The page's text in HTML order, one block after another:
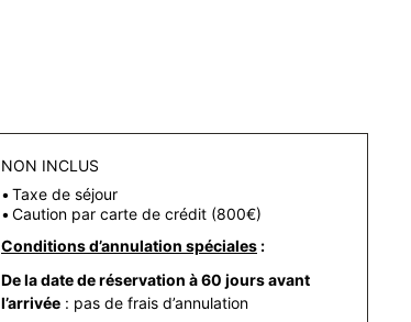
NON INCLUS
Taxe de séjour
Caution par carte de crédit (800€)
Conditions d’annulation spéciales :
De la date de réservation à 60 joursavant
l’arrivée : pas de frais d’annulation